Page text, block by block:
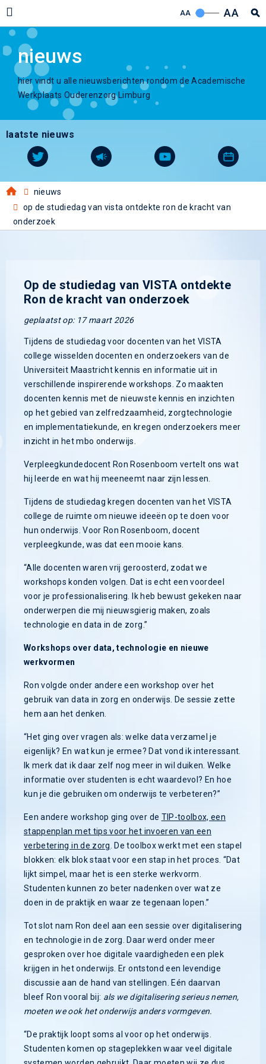
AA AA
nieuws
hier vindt u alle nieuwsberichten rondom de Academische
Werkplaats Ouderenzorg Limburg
laatste nieuws
nieuws
op de studiedag van vista ontdekte ron de kracht van
onderzoek
Op de studiedag van VISTA ontdekte
Ron de kracht van onderzoek
geplaatst op: 17 maart 2026
Tijdens de studiedag voor docenten van het VISTA
college wisselden docenten en onderzoekers van de
Universiteit Maastricht kennis en informatie uit in
verschillende inspirerende workshops. Zo maakten
docenten kennis met de nieuwste kennis en inzichten
op het gebied van zelfredzaamheid, zorgtechnologie
en implementatiekunde, en kregen onderzoekers meer
inzicht in het mbo onderwijs.
Verpleegkundedocent Ron Rosenboom vertelt ons wat
hij leerde en wat hij meeneemt naar zijn lessen.
Tijdens de studiedag kregen docenten van het VISTA
college de ruimte om nieuwe ideeën op te doen voor
hun onderwijs. Voor Ron Rosenboom, docent
verpleegkunde, was dat een mooie kans.
“Alle docenten waren vrij geroosterd, zodat we
workshops konden volgen. Dat is echt een voordeel
voor je professionalisering. Ik heb bewust gekeken naar
onderwerpen die mij nieuwsgierig maken, zoals
technologie en data in de zorg.”
Workshops over data, technologie en nieuwe
werkvormen
Ron volgde onder andere een workshop over het
gebruik van data in zorg en onderwijs. De sessie zette
hem aan het denken.
“Het ging over vragen als: welke data verzamel je
eigenlijk? En wat kun je ermee? Dat vond ik interessant.
Ik merk dat ik daar zelf nog meer in wil duiken. Welke
informatie over studenten is echt waardevol? En hoe
kun je die gebruiken om onderwijs te verbeteren?”
Een andere workshop ging over de TIP-toolbox, een
stappenplan met tips voor het invoeren van een
verbetering in de zorg. De toolbox werkt met een stapel
blokken: elk blok staat voor een stap in het proces. “Dat
lijkt simpel, maar het is een sterke werkvorm.
Studenten kunnen zo beter nadenken over wat ze
doen in de praktijk en waar ze tegenaan lopen.”
Tot slot nam Ron deel aan een sessie over digitalisering
en technologie in de zorg. Daar werd onder meer
gesproken over hoe digitale vaardigheden een plek
krijgen in het onderwijs. Er ontstond een levendige
discussie aan de hand van stellingen. Eén daarvan
bleef Ron vooral bij: als we digitalisering serieus nemen,
moeten we ook het onderwijs anders vormgeven.
“De praktijk loopt soms al voor op het onderwijs.
Studenten komen op stageplekken waar veel digitale